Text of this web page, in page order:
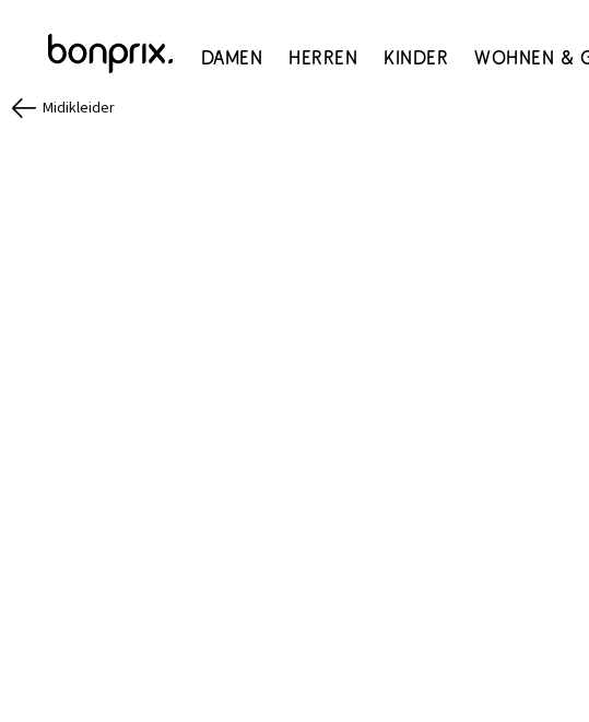
Damen Herren Kinder Wohnen &
Midikleider